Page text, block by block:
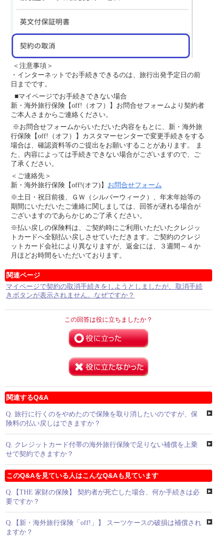
＜注意事項＞
・インターネットでお手続きできるのは、旅行出発予定日の前
日までです。
■マイページでお手続きできない場合
新・海外旅行保険【off!（オフ）】お問合せフォームより契約者
ご本人さまからご連絡ください。
※お問合せフォームからいただいた内容をもとに、新・海外旅
行保険【off!（オフ）】カスタマーセンターで変更手続きをする
場合は、確認資料等のご提出をお願いすることがあります。 ま
た、内容によっては手続きできない場合がございますので、ご
了承ください。
＜ご連絡先＞
新・海外旅行保険【off!(オフ)】 お問合せフォーム
※土日・祝日前後、ＧＷ（シルバーウィーク）、年末年始等の
期間にいただいたご連絡に関しましては、回答が遅れる場合が
ございますのであらかじめご了承ください。
※払い戻しの保険料は、ご契約時にご利用いただいたクレジッ
トカードへ全額払い戻しさせていただきます。ご契約のクレジ
ットカード会社により異なりますが、返金には、３週間～４か
月ほどお時間をいただいております。
関連ページ
マイページで契約の取消手続きをしようとしましたが、取消手続
きボタンが表示されません。なぜですか？
この回答は役に立ちましたか？
関連するQ&A
Q. 旅行に行くのをやめたので保険を取り消したいのですが、保
険料の払い戻しはできますか？
Q. クレジットカード付帯の海外旅行保険で足りない補償を上乗
せで契約できますか？
このQ&Aを見ている人はこんなQ&Aも見ています
Q. 【THE 家財の保険】 契約者が死亡した場合、何か手続きは必
要ですか？
Q. 【新・海外旅行保険「off!」】 スーツケースの破損は補償され
ますか？